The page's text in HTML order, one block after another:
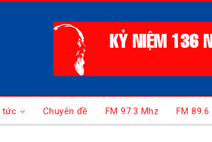
tức Chuyên đề FM 97.3 Mhz FM 89.6